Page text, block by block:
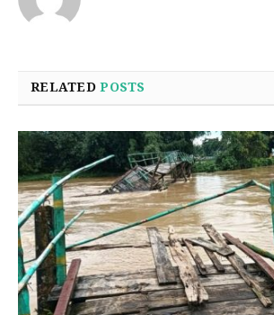
RELATEDPOSTS